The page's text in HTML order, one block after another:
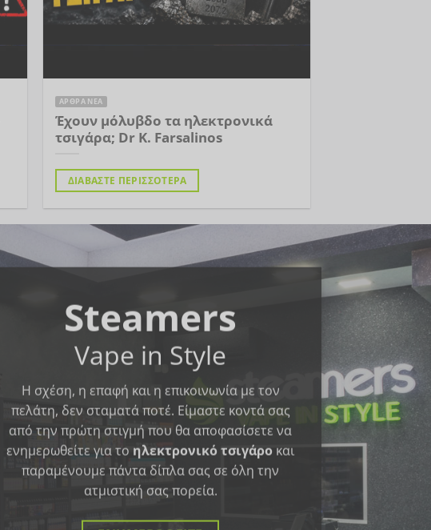
ΑΡΘΡΑ ΝΕΑ
Έχουν μόλυβδο τα ηλεκτρονικά
τσιγάρα; Dr K. Farsalinos
ΔΙΑΒΑΣΤΕ ΠΕΡΙΣΣΟΤΕΡΑ
Steamers
Vape in Style
Η σχέση, η επαφή και η επικοινωνία με τον
πελάτη, δεν σταματά ποτέ. Είμαστε κοντά σας
από την πρώτη στιγμή που θα αποφασίσετε να
ενημερωθείτε για το ηλεκτρονικό τσιγάρo και
παραμένουμε πάντα δίπλα σας σε όλη την
ατμιστική σας πορεία.